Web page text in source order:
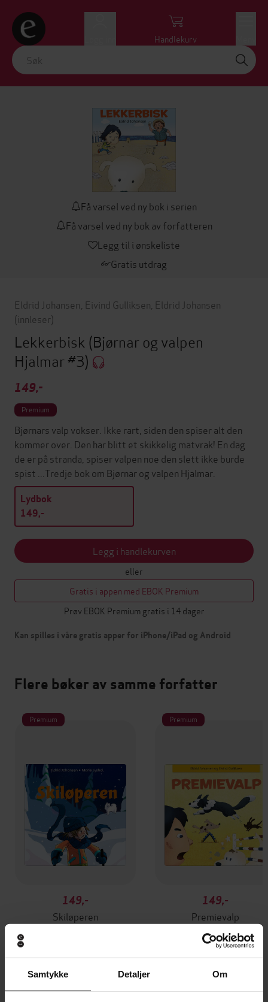
Samtykke Detaljer Om
Handlekurv
Få varsel ved ny bok i serien
Få varsel ved ny bok av forfatteren
Legg til i ønskeliste
Gratis utdrag
Eldrid Johansen Eivind Gulliksen Eldrid Johansen
(innleser)
Lekkerbisk (Bjørnar og valpen
Hjalmar #3)
149,-
Premium
Bjørnars valp vokser. Ikke rart, siden den spiser alt den
kommer over. Den har blitt et skikkelig matvrak! En dag
de er på stranda, spiser valpen noe den slett ikke burde
spist ...Tredje bok om Bjørnar og valpen Hjalmar.
Lydbok
149,-
Legg i handlekurven
eller
Gratis i appen med EBOK Premium
Prøv EBOK Premium gratis i 14 dager
Kan spilles i våre gratis apper for iPhone/iPad og Android
Flere bøker av samme forfatter
Premium
149,-
Skiløperen
Premium
149,-
Premievalp
Eldrid Johansen
LYDBOK